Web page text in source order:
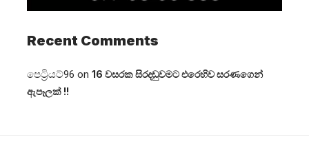
Recent Comments
පෙට්‍රියට්96 on 16 වසරක සිරදඬුවමට එරෙහිව සරණගෙන්
ඇපෑලක් !!